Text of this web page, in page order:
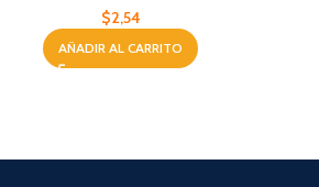
$2,54
AÑADIR AL CARRITO